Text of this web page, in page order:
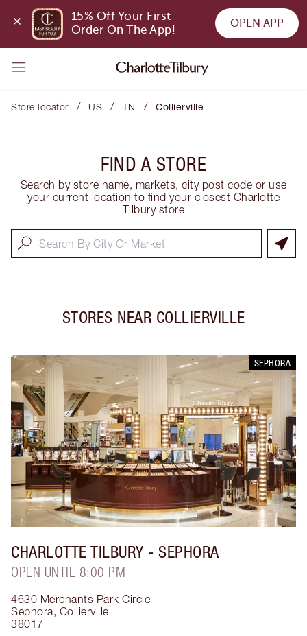
15% Off Your First
Order On The App!
OPEN APP
Store locator / US / TN / Collierville
FIND A STORE
Search by store name, markets, city post code or use
your current location to find your closest Charlotte
Tilbury store
STORES NEAR COLLIERVILLE
SEPHORA
CHARLOTTE TILBURY - SEPHORA
OPEN UNTIL 8:00 PM
4630 Merchants Park Circle
Sephora, Collierville
38017